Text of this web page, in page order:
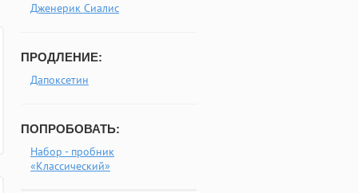
Дженерик Сиалис
ПРОДЛЕНИЕ:
Дапоксетин
ПОПРОБОВАТЬ:
Набор - пробник
«Классический»